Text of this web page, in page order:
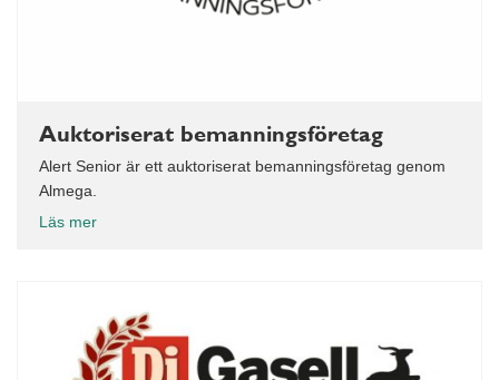
Auktoriserat bemanningsföretag
Alert Senior är ett auktoriserat bemanningsföretag genom
Almega.
Läs mer